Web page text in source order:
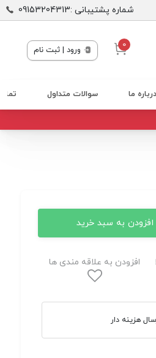
شماره پشتیبانی :09153204313
0 ورود | ثبت نام
درباره ما سوالات متداول
افزودن به سبد خرید
افزودن به علاقه مندی ها
هزینه دار